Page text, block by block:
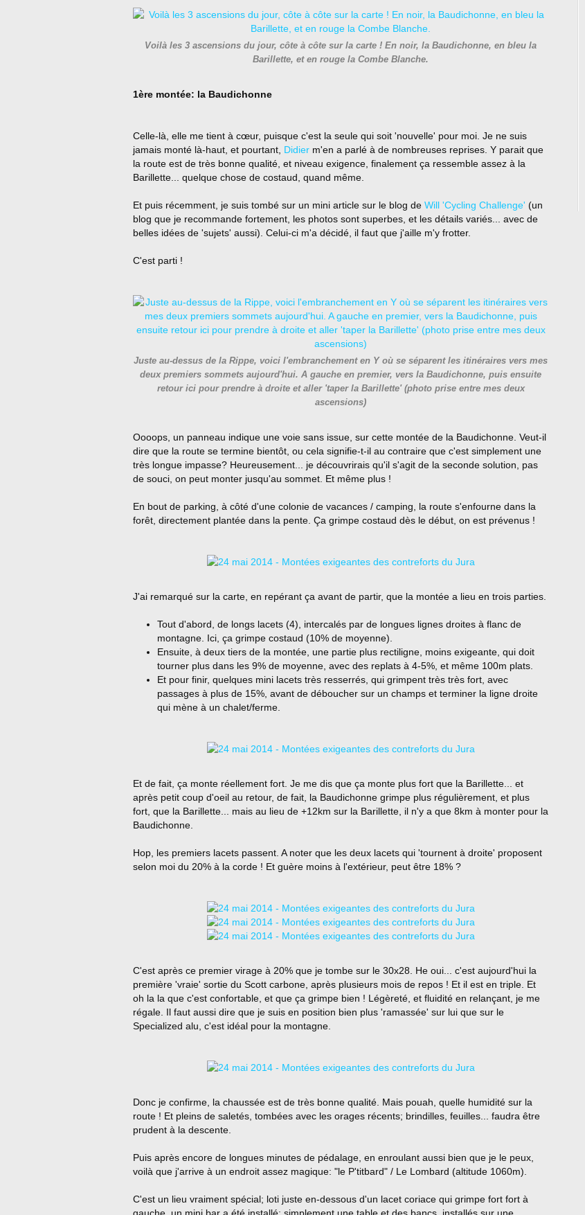
Voilà les 3 ascensions du jour, côte à côte sur la carte ! En noir, la Baudichonne, en bleu la
Barillette, et en rouge la Combe Blanche.
1ère montée: la Baudichonne
Celle-là, elle me tient à cœur, puisque c'est la seule qui soit 'nouvelle' pour moi. Je ne suis
jamais monté là-haut, et pourtant, Didier m'en a parlé à de nombreuses reprises. Y parait que
la route est de très bonne qualité, et niveau exigence, finalement ça ressemble assez à la
Barillette... quelque chose de costaud, quand même.
Et puis récemment, je suis tombé sur un mini article sur le blog de Will 'Cycling Challenge' (un
blog que je recommande fortement, les photos sont superbes, et les détails variés... avec de
belles idées de 'sujets' aussi). Celui-ci m'a décidé, il faut que j'aille m'y frotter.
C'est parti !
Juste au-dessus de la Rippe, voici l'embranchement en Y où se séparent les itinéraires vers mes
deux premiers sommets aujourd'hui. A gauche en premier, vers la Baudichonne, puis ensuite
retour ici pour prendre à droite et aller 'taper la Barillette' (photo prise entre mes deux
ascensions)
Oooops, un panneau indique une voie sans issue, sur cette montée de la Baudichonne. Veut-il
dire que la route se termine bientôt, ou cela signifie-t-il au contraire que c'est simplement une
très longue impasse? Heureusement... je découvrirais qu'il s'agit de la seconde solution, pas
de souci, on peut monter jusqu'au sommet. Et même plus !
En bout de parking, à côté d'une colonie de vacances / camping, la route s'enfourne dans la
forêt, directement plantée dans la pente. Ça grimpe costaud dès le début, on est prévenus !
J'ai remarqué sur la carte, en repérant ça avant de partir, que la montée a lieu en trois parties.
Tout d'abord, de longs lacets (4), intercalés par de longues lignes droites à flanc de
montagne. Ici, ça grimpe costaud (10% de moyenne).
Ensuite, à deux tiers de la montée, une partie plus rectiligne, moins exigeante, qui doit
tourner plus dans les 9% de moyenne, avec des replats à 4-5%, et même 100m plats.
Et pour finir, quelques mini lacets très resserrés, qui grimpent très très fort, avec
passages à plus de 15%, avant de déboucher sur un champs et terminer la ligne droite
qui mène à un chalet/ferme.
Et de fait, ça monte réellement fort. Je me dis que ça monte plus fort que la Barillette... et
après petit coup d'oeil au retour, de fait, la Baudichonne grimpe plus régulièrement, et plus
fort, que la Barillette... mais au lieu de +12km sur la Barillette, il n'y a que 8km à monter pour la
Baudichonne.
Hop, les premiers lacets passent. A noter que les deux lacets qui 'tournent à droite' proposent
selon moi du 20% à la corde ! Et guère moins à l'extérieur, peut être 18% ?
C'est après ce premier virage à 20% que je tombe sur le 30x28. He oui... c'est aujourd'hui la
première 'vraie' sortie du Scott carbone, après plusieurs mois de repos ! Et il est en triple. Et
oh la la que c'est confortable, et que ça grimpe bien ! Légèreté, et fluidité en relançant, je me
régale. Il faut aussi dire que je suis en position bien plus 'ramassée' sur lui que sur le
Specialized alu, c'est idéal pour la montagne.
Donc je confirme, la chaussée est de très bonne qualité. Mais pouah, quelle humidité sur la
route ! Et pleins de saletés, tombées avec les orages récents; brindilles, feuilles... faudra être
prudent à la descente.
Puis après encore de longues minutes de pédalage, en enroulant aussi bien que je le peux,
voilà que j'arrive à un endroit assez magique: "le P'titbard" / Le Lombard (altitude 1060m).
C'est un lieu vraiment spécial; loti juste en-dessous d'un lacet coriace qui grimpe fort fort à